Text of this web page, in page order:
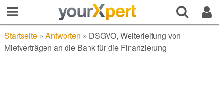
Startseite» Antworten » DSGVO, Weiterleitung von
Mietverträgen an die Bank für die Finanzierung